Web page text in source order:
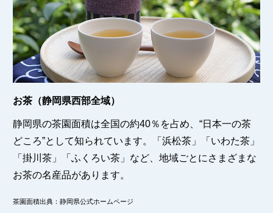
お茶（静岡県西部全域）
静岡県の茶園面積は全国の約40％を占め、“日本一の茶
どころ”として知られています。「浜松茶」「いわた茶」
「掛川茶」「ふくろい茶」など、地域ごとにさまざまな
お茶の名産品があります。
茶園面積出典：静岡県公式ホームページ